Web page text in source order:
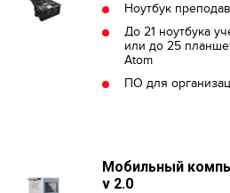
Ноутбук
До 21 ноутбука
или до 25
Atom
ПО для
Мобильный
v 2.0